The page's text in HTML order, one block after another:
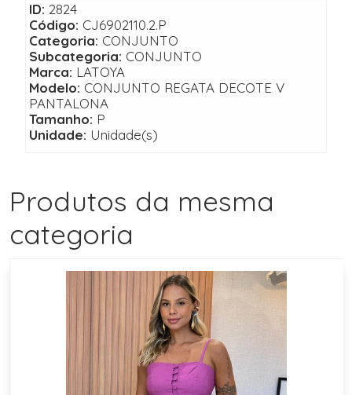
ID: 2824
Código: CJ6902110.2.P
Categoria: CONJUNTO
Subcategoria: CONJUNTO
Marca: LATOYA
Modelo: CONJUNTO REGATA DECOTE V
PANTALONA
Tamanho: P
Unidade: Unidade(s)
Produtos da mesma
categoria